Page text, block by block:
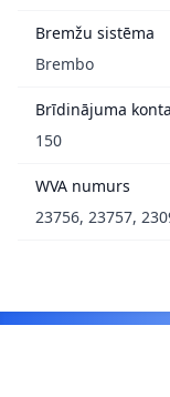
Bremžu sistēma
Brembo
Brīdinājuma
150
WVA numurs
23756, 23757,